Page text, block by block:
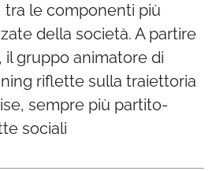
tra le componenti più
della società. A partire
gruppo animatore di
riflette sulla traiettoria
sempre più partito-
sociali